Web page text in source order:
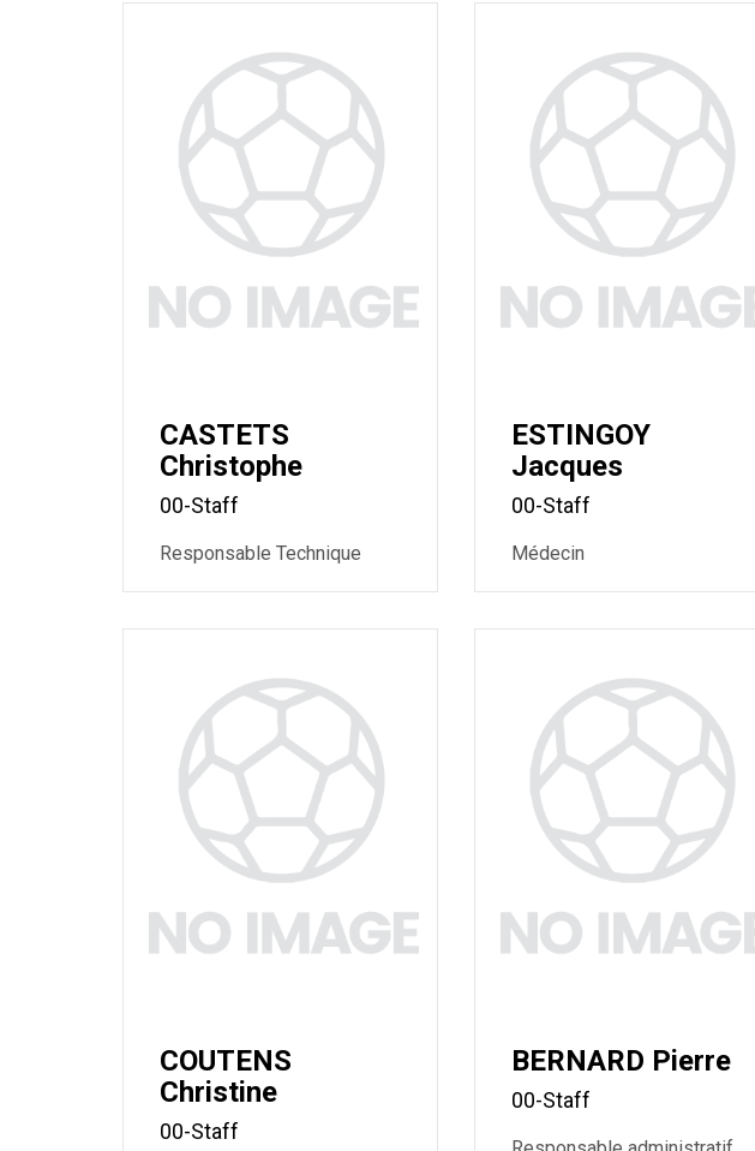
CASTETS
Christophe
00-Staff
Responsable Technique
ESTINGOY
Jacques
00-Staff
Médecin
COUTENS
Christine
00-Staff
BERNARD Pierre
00-Staff